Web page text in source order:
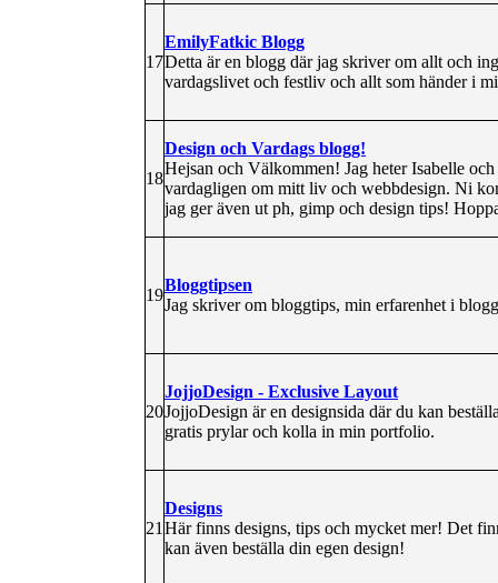
17
EmilyFatkic Blogg
Detta är en blogg där jag skriver om allt och
vardagslivet och festliv och allt som händer i
18
Design och Vardags blogg!
Hejsan och Välkommen! Jag heter Isabelle
vardagligen om mitt liv och webbdesign. Ni
jag ger även ut ph, gimp och design tips!
19
Bloggtipsen
Jag skriver om bloggtips, min erfarenhet i
20
JojjoDesign - Exclusive Layout
JojjoDesign är en designsida där du kan
gratis prylar och kolla in min portfolio.
21
Designs
Här finns designs, tips och mycket mer! Det
kan även beställa din egen design!